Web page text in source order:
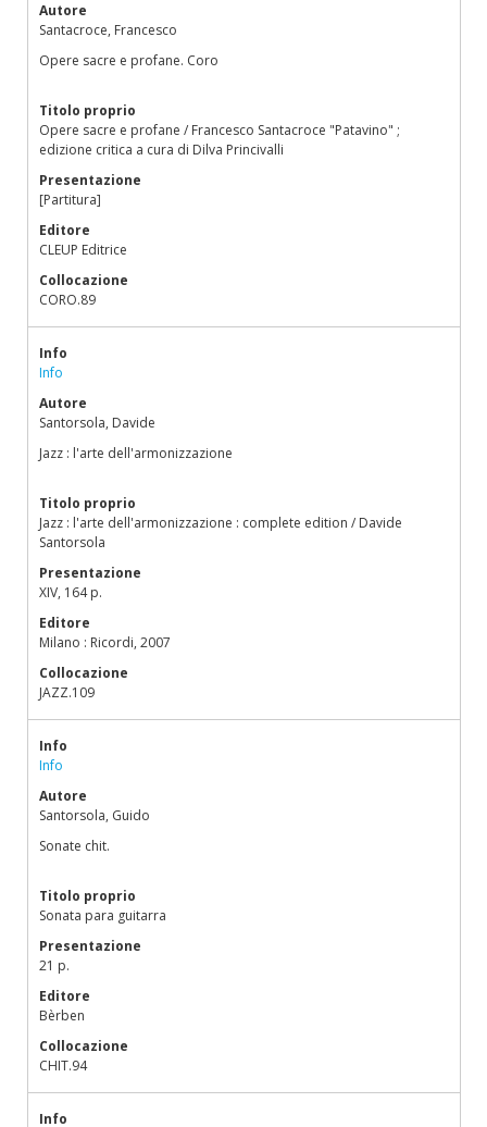
Autore
Santacroce, Francesco
Opere sacre e profane. Coro
Titolo proprio
Opere sacre e profane / Francesco Santacroce "Patavino" ;
edizione critica a cura di Dilva Princivalli
Presentazione
[Partitura]
Editore
CLEUP Editrice
Collocazione
CORO.89
Info
Info
Autore
Santorsola, Davide
Jazz : l'arte dell'armonizzazione
Titolo proprio
Jazz : l'arte dell'armonizzazione : complete edition / Davide
Santorsola
Presentazione
XIV, 164 p.
Editore
Milano : Ricordi, 2007
Collocazione
JAZZ.109
Info
Info
Autore
Santorsola, Guido
Sonate chit.
Titolo proprio
Sonata para guitarra
Presentazione
21 p.
Editore
Bèrben
Collocazione
CHIT.94
Info